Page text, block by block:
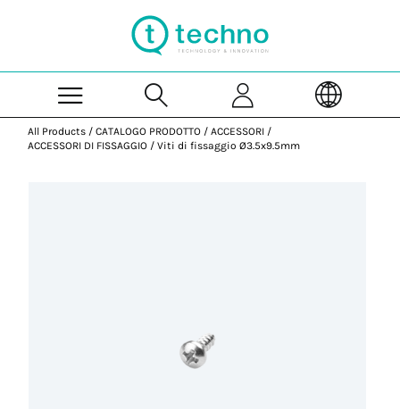
All Products / CATALOGO PRODOTTO / ACCESSORI /
ACCESSORI DI FISSAGGIO / Viti di fissaggio Ø3.5x9.5mm